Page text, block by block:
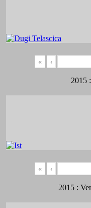
« ‹
2015
« ‹
2015 :